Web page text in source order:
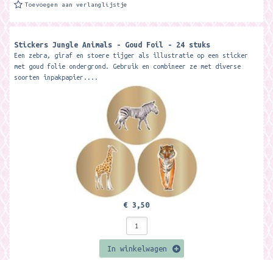
Toevoegen aan verlanglijstje
Stickers Jungle Animals - Goud Foil - 24 stuks
Een zebra, giraf en stoere tijger als illustratie op een sticker
met goud folie ondergrond. Gebruik en combineer ze met diverse
soorten inpakpapier....
€ 3,50
In winkelwagen